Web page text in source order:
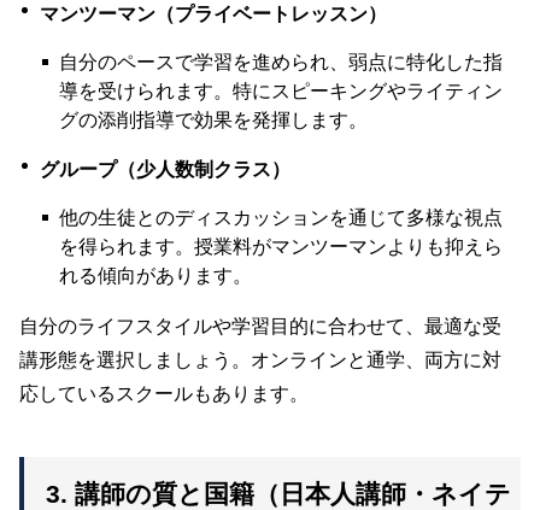
マンツーマン（プライベートレッスン）
自分のペースで学習を進められ、弱点に特化した指
導を受けられます。特にスピーキングやライティン
グの添削指導で効果を発揮します。
グループ（少人数制クラス）
他の生徒とのディスカッションを通じて多様な視点
を得られます。授業料がマンツーマンよりも抑えら
れる傾向があります。
自分のライフスタイルや学習目的に合わせて、最適な受
講形態を選択しましょう。オンラインと通学、両方に対
応しているスクールもあります。
3. 講師の質と国籍（日本人講師・ネイテ